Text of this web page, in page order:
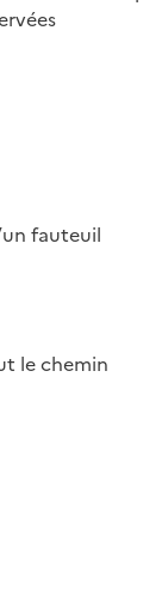
fauteuil
le chemin